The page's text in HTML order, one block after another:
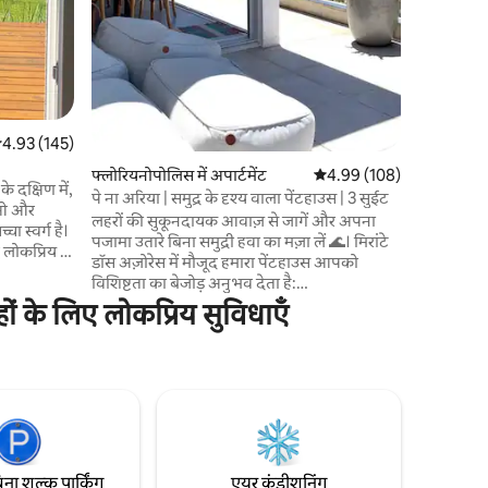
रेटिंग 5 में से 4.93, 145 समीक्षाएँ
4.93 (145)
दक्षिण में,
और
स्वर्ग है।
है,
रास्ते
यहाँ की
करने
फ्लोरियनोपोलिस में अपार्टमेंट औसत रेटिंग 5 में से 4.99,
4.99 (108)
पे ना अरिया | समुद्र के दृश्य वाला पेंटहाउस | 3 सुईट
लहरों की सुकूनदायक आवाज़ से जागें और अपना
पजामा उतारे बिना समुद्री हवा का मज़ा लें 🌊। मिरांटे
डॉस अज़ोरेस में मौजूद हमारा पेंटहाउस आपको
विशिष्टता का बेजोड़ अनुभव देता है:
फ़्लोरियानोपोलिस के सबसे प्राचीन समुद्र तटों में से
एक पर रेत पर रहने का सौभाग्य 🏖️। 3 बेजोड़ सुइट्स
के लिए लोकप्रिय सुविधाएँ
शुल्क पार्किंग एयर कंडीशनिंग